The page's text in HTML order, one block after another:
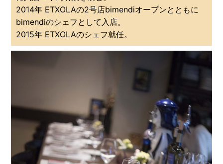
2014年 ETXOLAの2号店bimendiオープンとともに
bimendiのシェフとして入店。
2015年 ETXOLAのシェフ就任。